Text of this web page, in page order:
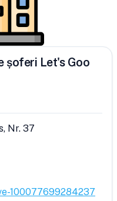
șoferi Let's Goo
Nr. 37
100077699284237